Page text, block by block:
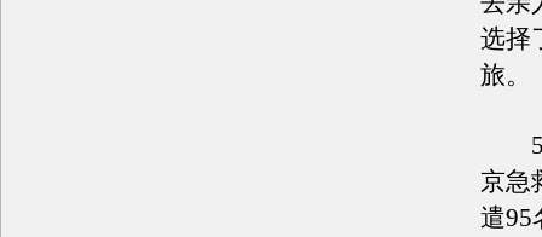
选择
旅。
5
京急
遣95